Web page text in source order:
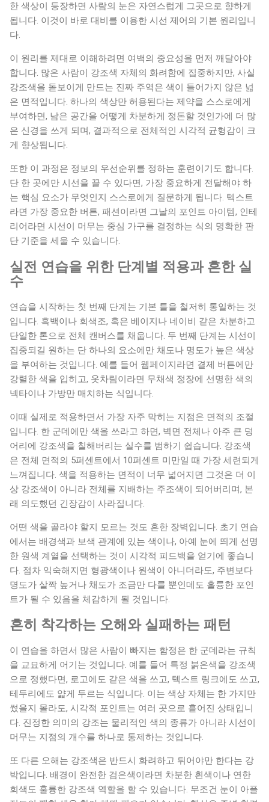
한 색상이 등장하면 사람의 눈은 자연스럽게 그곳으로 향하게
됩니다. 이것이 바로 대비를 이용한 시선 제어의 기본 원리입니
다.
이 원리를 제대로 이해하려면 여백의 중요성을 먼저 깨달아야
합니다. 많은 사람이 강조색 자체의 화려함에 집중하지만, 사실
강조색을 돋보이게 만드는 진짜 주역은 색이 들어가지 않은 넓
은 면적입니다. 하나의 색상만 허용된다는 제약을 스스로에게
부여하면, 남은 공간을 어떻게 차분하게 정돈할 것인가에 더 많
은 신경을 쓰게 되며, 결과적으로 전체적인 시각적 균형감이 크
게 향상됩니다.
또한 이 과정은 정보의 우선순위를 정하는 훈련이기도 합니다.
단 한 곳에만 시선을 끌 수 있다면, 가장 중요하게 전달해야 하
는 핵심 요소가 무엇인지 스스로에게 질문하게 됩니다. 텍스트
라면 가장 중요한 버튼, 패션이라면 그날의 포인트 아이템, 인테
리어라면 시선이 머무는 중심 가구를 결정하는 식의 명확한 판
단 기준을 세울 수 있습니다.
실전 연습을 위한 단계별 적용과 흔한 실
수
연습을 시작하는 첫 번째 단계는 기본 틀을 철저히 통일하는 것
입니다. 흑백이나 회색조, 혹은 베이지나 네이비 같은 차분하고
단일한 톤으로 전체 캔버스를 채웁니다. 두 번째 단계는 시선이
집중되길 원하는 단 하나의 요소에만 채도나 명도가 높은 색상
을 부여하는 것입니다. 예를 들어 웹페이지라면 결제 버튼에만
강렬한 색을 입히고, 옷차림이라면 무채색 정장에 선명한 색의
넥타이나 가방만 매치하는 식입니다.
이때 실제로 적용하면서 가장 자주 막히는 지점은 면적의 조절
입니다. 한 군데에만 색을 쓰라고 하면, 벽면 전체나 아주 큰 덩
어리에 강조색을 칠해버리는 실수를 범하기 쉽습니다. 강조색
은 전체 면적의 5퍼센트에서 10퍼센트 미만일 때 가장 세련되게
느껴집니다. 색을 적용하는 면적이 너무 넓어지면 그것은 더 이
상 강조색이 아니라 전체를 지배하는 주조색이 되어버리며, 본
래 의도했던 긴장감이 사라집니다.
어떤 색을 골라야 할지 모르는 것도 흔한 장벽입니다. 초기 연습
에서는 배경색과 보색 관계에 있는 색이나, 아예 눈에 띄게 선명
한 원색 계열을 선택하는 것이 시각적 피드백을 얻기에 좋습니
다. 점차 익숙해지면 형광색이나 원색이 아니더라도, 주변보다
명도가 살짝 높거나 채도가 조금만 다를 뿐인데도 훌륭한 포인
트가 될 수 있음을 체감하게 될 것입니다.
흔히 착각하는 오해와 실패하는 패턴
이 연습을 하면서 많은 사람이 빠지는 함정은 한 군데라는 규칙
을 교묘하게 어기는 것입니다. 예를 들어 특정 붉은색을 강조색
으로 정했다면, 로고에도 같은 색을 쓰고, 텍스트 링크에도 쓰고,
테두리에도 얇게 두르는 식입니다. 이는 색상 자체는 한 가지만
썼을지 몰라도, 시각적 포인트는 여러 곳으로 흩어진 상태입니
다. 진정한 의미의 강조는 물리적인 색의 종류가 아니라 시선이
머무는 지점의 개수를 하나로 통제하는 것입니다.
또 다른 오해는 강조색은 반드시 화려하고 튀어야만 한다는 강
박입니다. 배경이 완전한 검은색이라면 차분한 흰색이나 연한
회색도 훌륭한 강조색 역할을 할 수 있습니다. 무조건 눈이 아플